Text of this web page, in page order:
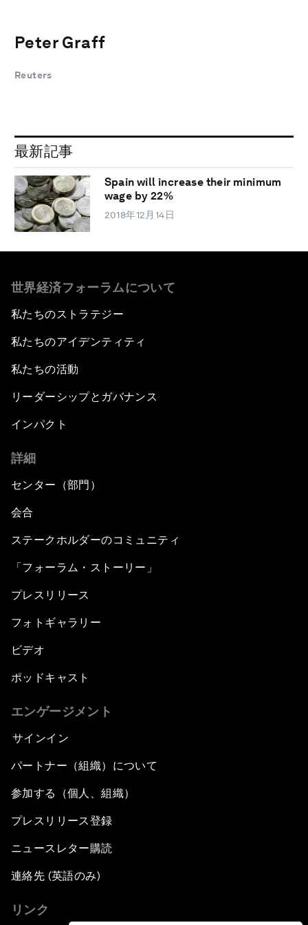
Peter Graff
Reuters
最新記事
Spain will increase their minimum
wage by 22%
2018年12月14日
世界経済フォーラムについて
私たちのストラテジー
私たちのアイデンティティ
私たちの活動
リーダーシップとガバナンス
インパクト
詳細
センター（部門）
会合
ステークホルダーのコミュニティ
「フォーラム・ストーリー」
プレスリリース
フォトギャラリー
ビデオ
ポッドキャスト
エンゲージメント
サインイン
パートナー（組織）について
参加する（個人、組織）
プレスリリース登録
ニュースレター購読
連絡先 (英語のみ)
リンク